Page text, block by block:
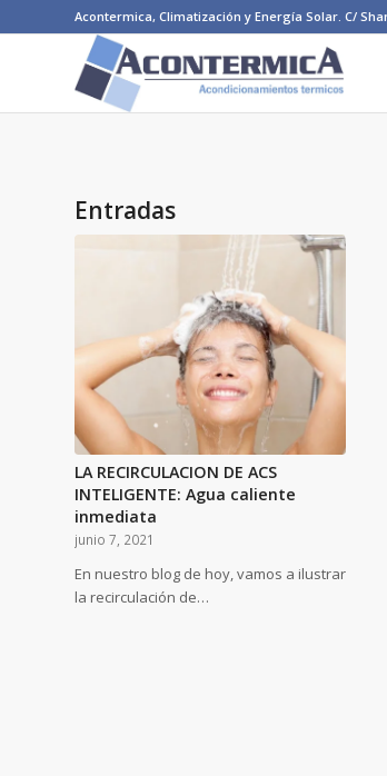
Acontermica, Climatización y Energía Solar. C/
Entradas
LA RECIRCULACION DE ACS
INTELIGENTE: Agua caliente
inmediata
junio 7, 2021
En nuestro blog de hoy, vamos a ilustrar
la recirculación de…